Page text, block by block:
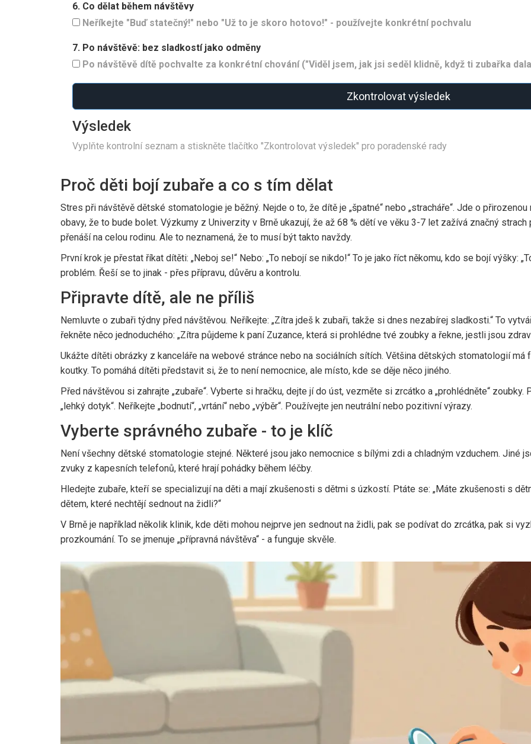
6. Co dělat během návštěvy
Neříkejte "Buď statečný!" nebo "Už to je skoro hotovo!" - používejte konkrétní pochvalu
7. Po návštěvě: bez sladkostí jako odměny
Po návštěvě dítě pochvalte za konkrétní chování ("Viděl jsem, jak jsi seděl klidně, když ti zubařka
Zkontrolovat výsledek
Výsledek
Vyplňte kontrolní seznam a stiskněte tlačítko "Zkontrolovat výsledek" pro poradenské rady
Proč děti bojí zubaře a co s tím dělat
Stres při návštěvě dětské stomatologie je běžný. Nejde o to, že dítě je „špatné“ nebo „stracháře“. Jde o
obavy, že to bude bolet. Výzkumy z Univerzity v Brně ukazují, že až 68 % dětí ve věku 3-7 let zažívá značný
přenáší na celou rodinu. Ale to neznamená, že to musí být takto navždy.
První krok je přestat říkat dítěti: „Neboj se!“ Nebo: „To nebojí se nikdo!“ To je jako říct někomu, kdo se bojí výšky:
problém. Řeší se to jinak - přes přípravu, důvěru a kontrolu.
Připravte dítě, ale ne příliš
Nemluvte o zubaři týdny před návštěvou. Neříkejte: „Zítra jdeš k zubaři, takže si dnes nezabírej sladkosti.“ To
řekněte něco jednoduchého: „Zítra půjdeme k paní Zuzance, která si prohlédne tvé zoubky a řekne, jestli jsou
Ukážte dítěti obrázky z kanceláře na webové stránce nebo na sociálních sítích. Většina dětských stomatologií má
koutky. To pomáhá dítěti představit si, že to není nemocnice, ale místo, kde se děje něco jiného.
Před návštěvou si zahrajte „zubaře“. Vyberte si hračku, dejte jí do úst, vezměte si zrcátko a „prohlédněte“ zoubky.
„lehký dotyk“. Neříkejte „bodnutí“, „vrtání“ nebo „výběr“. Používejte jen neutrální nebo pozitivní výrazy.
Vyberte správného zubaře - to je klíč
Není všechny dětské stomatologie stejné. Některé jsou jako nemocnice s bílými zdi a chladným vzduchem. Jiné
zvuky z kapesních telefonů, které hrají pohádky během léčby.
Hledejte zubaře, kteří se specializují na děti a mají zkušenosti s dětmi s úzkostí. Ptáte se: „Máte zkušenosti s
dětem, které nechtějí sednout na židli?“
V Brně je například několik klinik, kde děti mohou nejprve jen sednout na židli, pak se podívat do zrcátka, pak si
prozkoumání. To se jmenuje „přípravná návštěva“ - a funguje skvěle.